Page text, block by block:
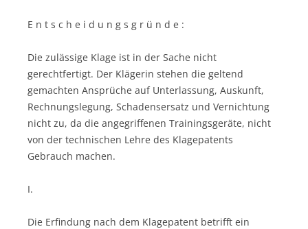
E n t s c h e i d u n g s g r ü n d e :
Die zulässige Klage ist in der Sache nicht
gerechtfertigt. Der Klägerin stehen die geltend
gemachten Ansprüche auf Unterlassung, Auskunft,
Rechnungslegung, Schadensersatz und Vernichtung
nicht zu, da die angegriffenen Trainingsgeräte, nicht
von der technischen Lehre des Klagepatents
Gebrauch machen.
I.
Die Erfindung nach dem Klagepatent betrifft ein